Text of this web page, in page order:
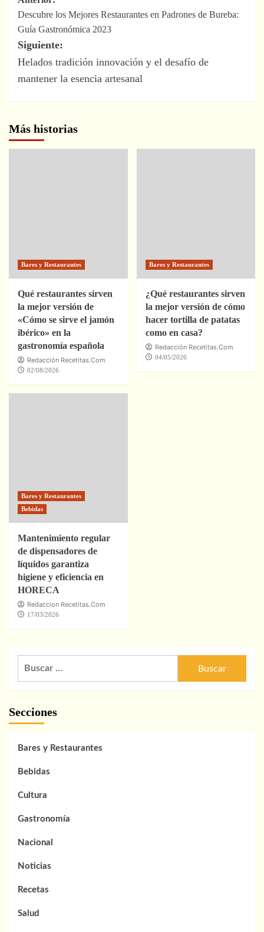
de
entradas
Descubre los Mejores Restaurantes en Padrones de Bureba:
Guía Gastronómica 2023
Siguiente:
Helados tradición innovación y el desafío de
mantener la esencia artesanal
Más historias
Bares y Restaurantes
Qué restaurantes sirven
la mejor versión de
«Cómo se sirve el jamón
ibérico» en la
gastronomía española
Redacción Recetitas.Com
02/08/2026
Bares y Restaurantes
¿Qué restaurantes sirven
la mejor versión de cómo
hacer tortilla de patatas
como en casa?
Redacción Recetitas.Com
04/05/2026
Bares y Restaurantes
Bebidas
Mantenimiento regular
de dispensadores de
líquidos garantiza
higiene y eficiencia en
HORECA
Redaccion Recetitas.Com
17/03/2026
Secciones
Bares y Restaurantes
Bebidas
Cultura
Gastronomía
Nacional
Noticias
Recetas
Salud